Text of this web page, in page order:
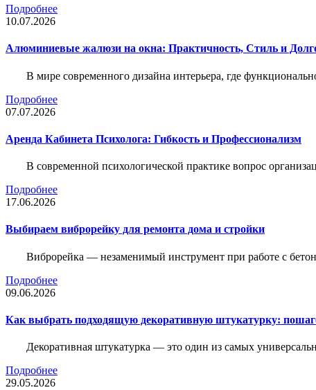
Подробнее
10.07.2026
Алюминиевые жалюзи на окна: Практичность, Стиль и
В мире современного дизайна интерьера, где
Подробнее
07.07.2026
Аренда Кабинета Психолога: Гибкость и Профессионализм
В современной психологической практике вопрос
Подробнее
17.06.2026
Выбираем виброрейку для ремонта дома и стройки
Виброрейка — незаменимый инструмент при работе с
Подробнее
09.06.2026
Как выбрать подходящую декоративную штукатурку:
Декоративная штукатурка — это один из самых
Подробнее
29.05.2026